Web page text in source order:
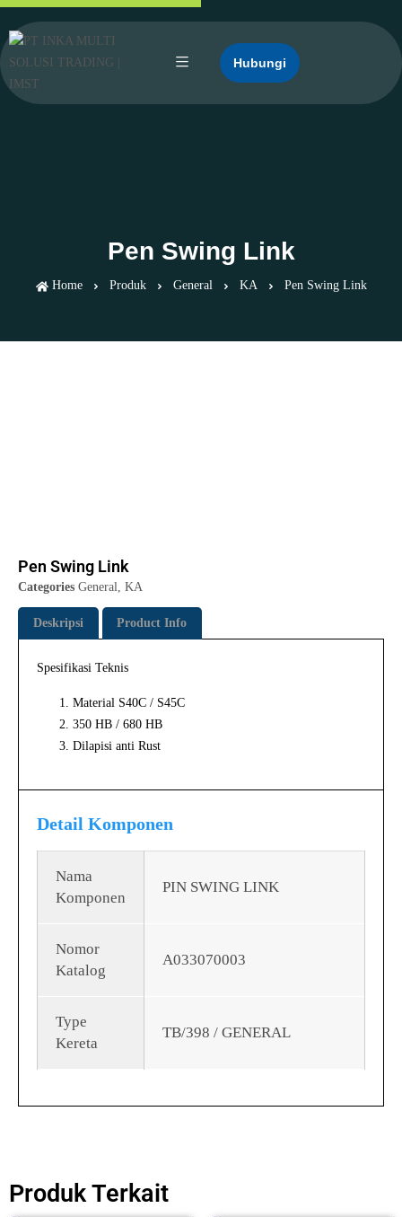
Hubungi
Pen Swing Link
Home Produk General KA Pen Swing Link
Pen Swing Link
Categories General, KA
Deskripsi Product Info
Spesifikasi Teknis
Material S40C / S45C
350 HB / 680 HB
Dilapisi anti Rust
Detail Komponen
Nama
Komponen
PIN SWING LINK
Nomor
Katalog
A033070003
Type
Kereta
TB/398 / GENERAL
Produk Terkait